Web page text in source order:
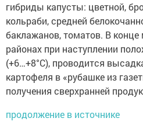
гибриды капусты: цветной,
кольраби, средней
баклажанов, томатов. В
районах при наступлении
(+6…+8°C), проводится
картофеля в «рубашке из
получения сверхранней
продолжение в источнике